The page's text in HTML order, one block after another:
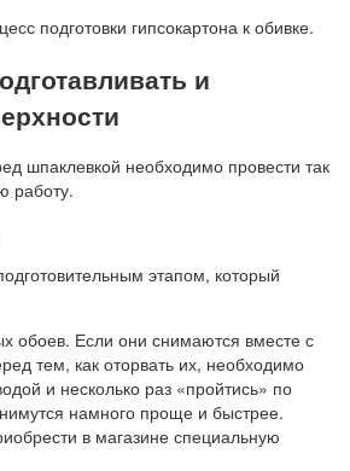
подготовки гипсокартона к обивке.
и
шпаклевкой необходимо провести так
работу.
этапом, который
обоев. Если они снимаются вместе с
тем, как оторвать их, необходимо
и несколько раз «пройтись» по
намного проще и быстрее.
в магазине специальную